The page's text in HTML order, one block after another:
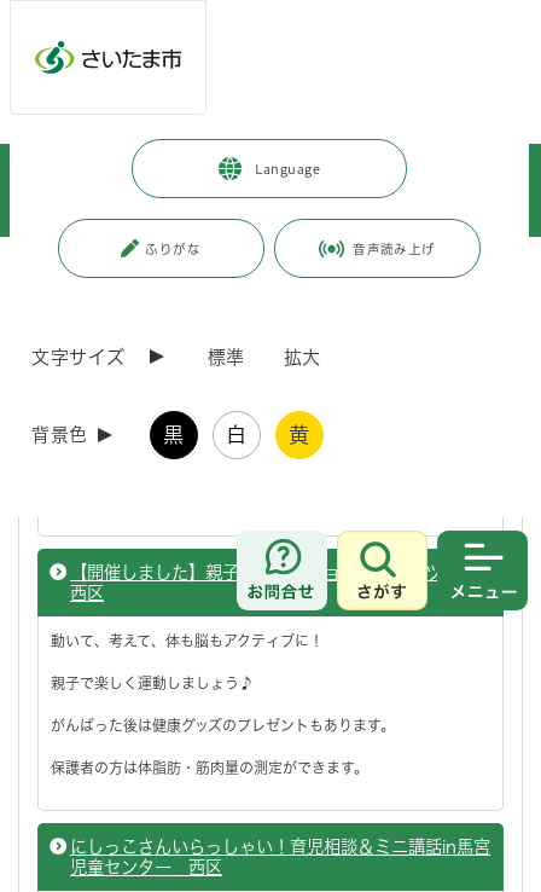
Language
ふりがな 音声読み上げ
文字サイズ 標準 拡大
背景色 黒 白 黄
お問合せ
さがす
健康・医療・福祉 > 健康・医療
>
ページ番号：J008037
西区健康！ほっとステーション 8月号
【開催しました】親子ＤＥエンジョイ！スポーツ教室
西区
動いて、考えて、体も脳もアクティブに！
親子で楽しく運動しましょう♪
がんばった後は健康グッズのプレゼントもあります。
保護者の方は体脂肪・筋肉量の測定ができます。
にしっこさんいらっしゃい！育児相談＆ミニ講話in馬宮
児童センター 西区